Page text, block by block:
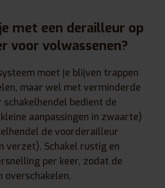
met een derailleur op
voor volwassenen?
moet je blijven trappen
maar wel met verminderde
schakelhendel bedient de
aanpassingen in zwaarte)
de voorderailleur
verzet). Schakel rustig en
per keer, zodat de
overschakelen.